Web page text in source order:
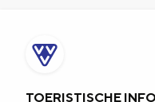
TOERISTISCHE